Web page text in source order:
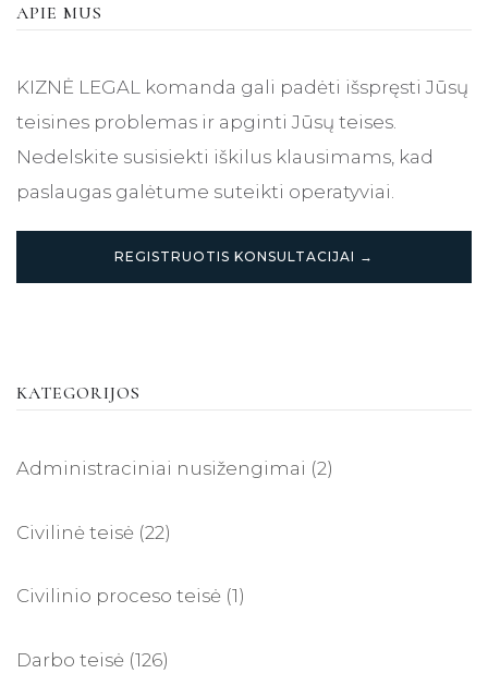
APIE MUS
KIZNĖ LEGAL komanda gali padėti išspręsti Jūsų
teisines problemas ir apginti Jūsų teises.
Nedelskite susisiekti iškilus klausimams, kad
paslaugas galėtume suteikti operatyviai.
REGISTRUOTIS KONSULTACIJAI →
KATEGORIJOS
Administraciniai nusižengimai (2)
Civilinė teisė (22)
Civilinio proceso teisė (1)
Darbo teisė (126)